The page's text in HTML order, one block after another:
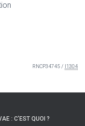
RNCP34745 / I1304
: C’EST QUOI ?